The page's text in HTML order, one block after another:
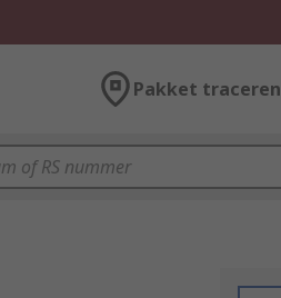
Pakket traceren